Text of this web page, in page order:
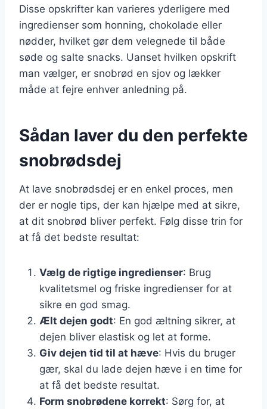
Disse opskrifter kan varieres yderligere med
ingredienser som honning, chokolade eller
nødder, hvilket gør dem velegnede til både
søde og salte snacks. Uanset hvilken opskrift
man vælger, er snobrød en sjov og lækker
måde at fejre enhver anledning på.
Sådan laver du den perfekte
snobrødsdej
At lave snobrødsdej er en enkel proces, men
der er nogle tips, der kan hjælpe med at sikre,
at dit snobrød bliver perfekt. Følg disse trin for
at få det bedste resultat:
Vælg de rigtige ingredienser: Brug
kvalitetsmel og friske ingredienser for at
sikre en god smag.
Ælt dejen godt: En god æltning sikrer, at
dejen bliver elastisk og let at forme.
Giv dejen tid til at hæve: Hvis du bruger
gær, skal du lade dejen hæve i en time for
at få det bedste resultat.
Form snobrødene korrekt: Sørg for, at